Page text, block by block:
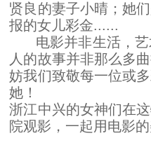
贤良的妻子小晴；她
报的女儿彩金......
电影并非生活，艺
人的故事并非那么多
妨我们致敬每一位或
她！
浙江中兴的女神们在
院观影，一起用电影